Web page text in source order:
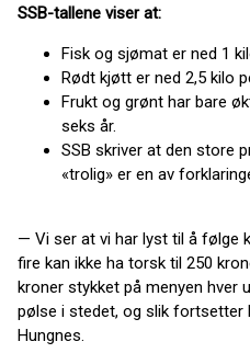
SSB-tallene viser at:
Fisk og sjømat er ned 1
Rødt kjøtt er ned 2,5 kilo
Frukt og grønt har bare
seks år.
SSB skriver at den store
«trolig» er en av
— Vi ser at vi har lyst til å følge
fire kan ikke ha torsk til 250
kroner stykket på menyen hver
pølse i stedet, og slik fortsetter
Hungnes.